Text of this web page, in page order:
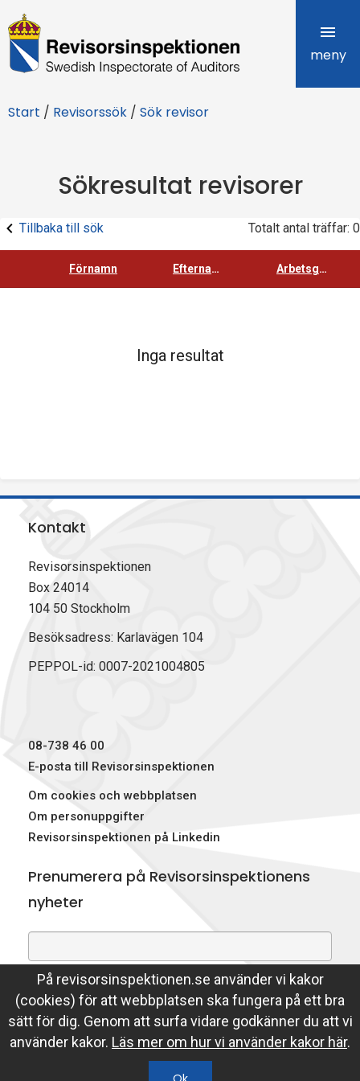
R
e
i
r
s
i
meny
Start / Revisorssök / Sök revisor
Sökresultat revisorer
Tillbaka till sök Totalt antal träffar: 0
Förnamn Efternamn Arbetsgivare
Inga resultat
På revisorsinspektionen.se använder vi kakor
(cookies) för att webbplatsen ska fungera på ett bra
sätt för dig. Genom att surfa vidare godkänner du att vi
använder kakor. Läs mer om hur vi använder kakor här.
Kontakt
Revisorsinspektionen
Box 24014
104 50 Stockholm
Besöksadress: Karlavägen 104
PEPPOL-id: 0007-2021004805
08-738 46 00
E-posta till Revisorsinspektionen
Om cookies och webbplatsen
Om personuppgifter
Revisorsinspektionen på Linkedin
Prenumerera på Revisorsinspektionens
nyheter
Genom att prenumerera på nyheter godkänner du att
Revisorsinspektionen lagrar din e-postadress.
Läs mer